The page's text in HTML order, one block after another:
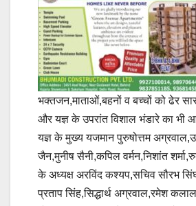
भक्तजन,माताओं,बहनों व बच्चों को ढेर
और यज्ञ के उपरांत विशाल भंडारे का भी
यज्ञ के मुख्य यजमान पुरुषोत्तम
जैन,मुनीष सैनी,कपिल वर्मन,निशांत
के अध्यक्ष अरविंद कश्यप,सचिव सौरभ
प्रताप सिंह,सिद्धार्थ अग्रवाल,रमेश